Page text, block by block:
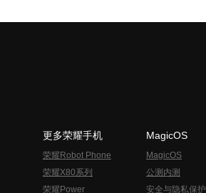
更多荣耀手机
荣耀Robot Phone
荣耀X80系列
荣耀Power
MagicOS
MagicOS
公测内测
安全与隐私保护